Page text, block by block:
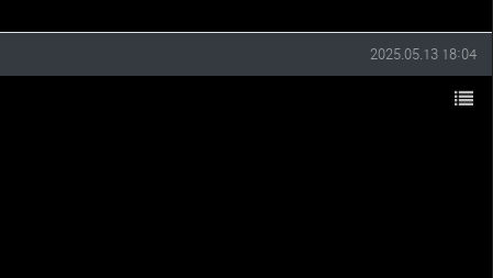
작성일
2025.05.13 18:04
목